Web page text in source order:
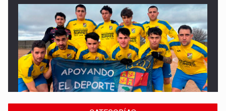
Deportes
El CF Torrubia sonríe por primera vez en una jornada de cinco
triunfos conquenses en Segunda Autonómica